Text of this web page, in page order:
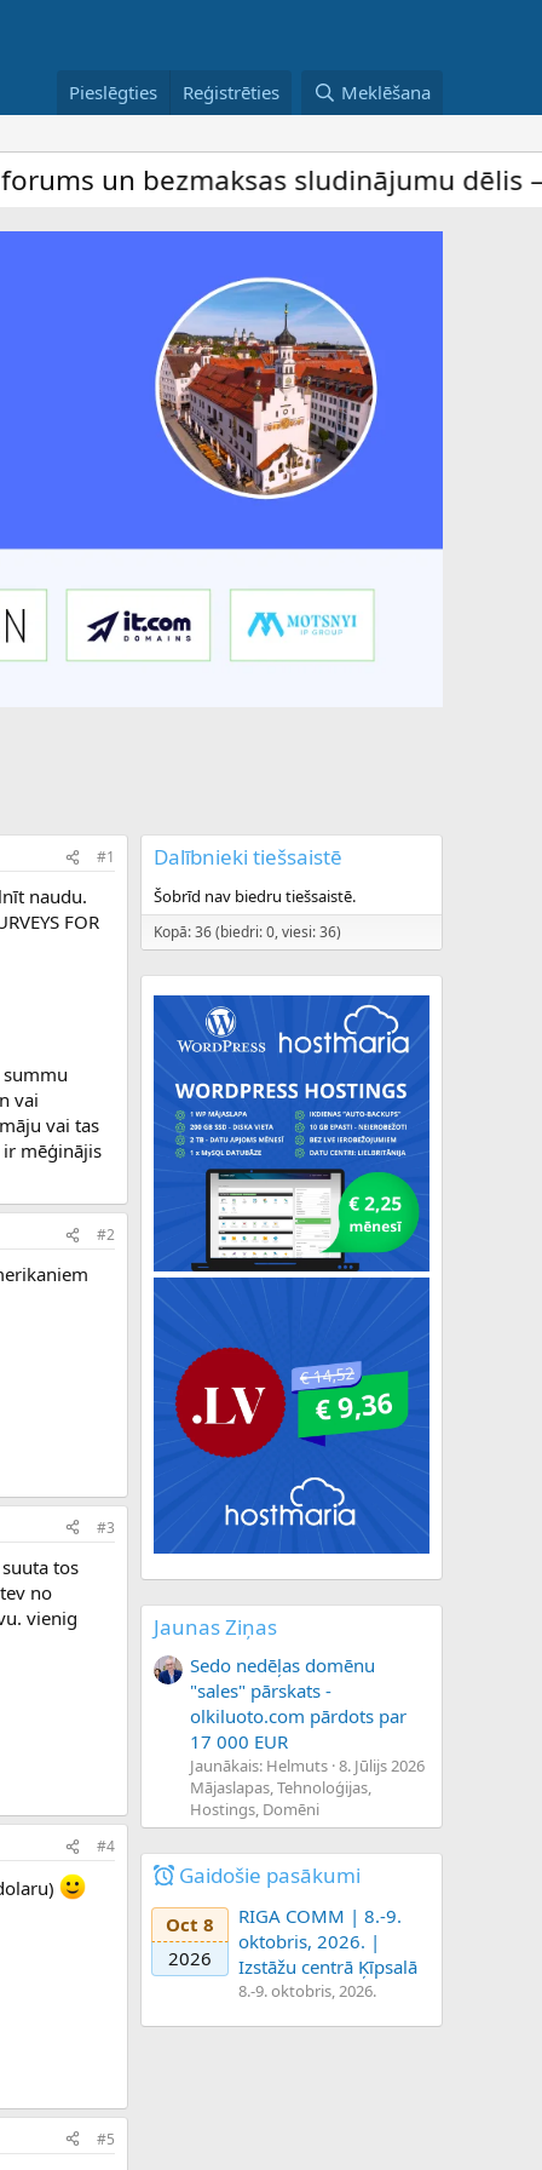
Pieslēgties Reģistrēties Meklēšana
sludinājumu dēlis – dalība ir
#1
naudu.
FOR
vai
vai tas
ir mēģinājis
#2
#3
tos
no
vienig
#4
#5
Dalībnieki tiešsaistē
Šobrīd nav biedru tiešsaistē.
Kopā: 36 (biedri: 0, viesi: 36)
Jaunas Ziņas
Sedo nedēļas domēnu
"sales" pārskats -
olkiluoto.com pārdots par
17 000 EUR
Jaunākais: Helmuts 8. Jūlijs 2026
Mājaslapas, Tehnoloģijas,
Hostings, Domēni
Gaidošie pasākumi
Oct 8
2026
RIGA COMM | 8.-9.
oktobris, 2026. |
Izstāžu centrā Ķīpsalā
8.-9. oktobris, 2026.